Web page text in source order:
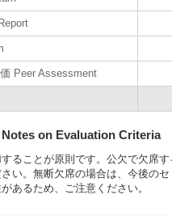
Peer Assessment
on Evaluation Criteria
ることが原則です。公欠で欠席
い。無断欠席の場合は、今後の
あるため、ご注意ください。